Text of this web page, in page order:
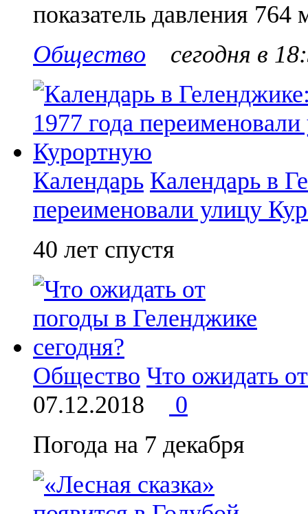
показатель давления 764
Общество
сегодня в
Календарь Календарь в
переименовали улицу
40 лет спустя
Общество Что ожидать
07.12.2018
0
Погода на 7 декабря